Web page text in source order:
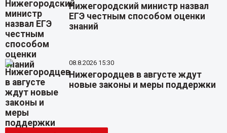
Нижегородский министр назвал
ЕГЭ честным способом оценки
знаний
08.8.2026 15:30
Нижегородцев в августе ждут
новые законы и меры поддержки